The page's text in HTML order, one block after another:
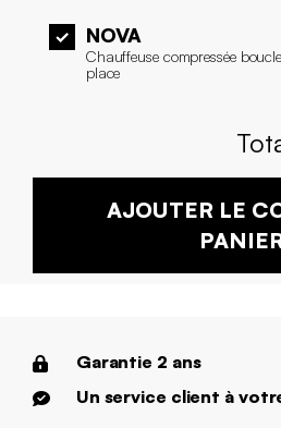
NOVA
Chauffeuse compressée
place
AJOUTER LE
Garantie 2 ans
Un service client à